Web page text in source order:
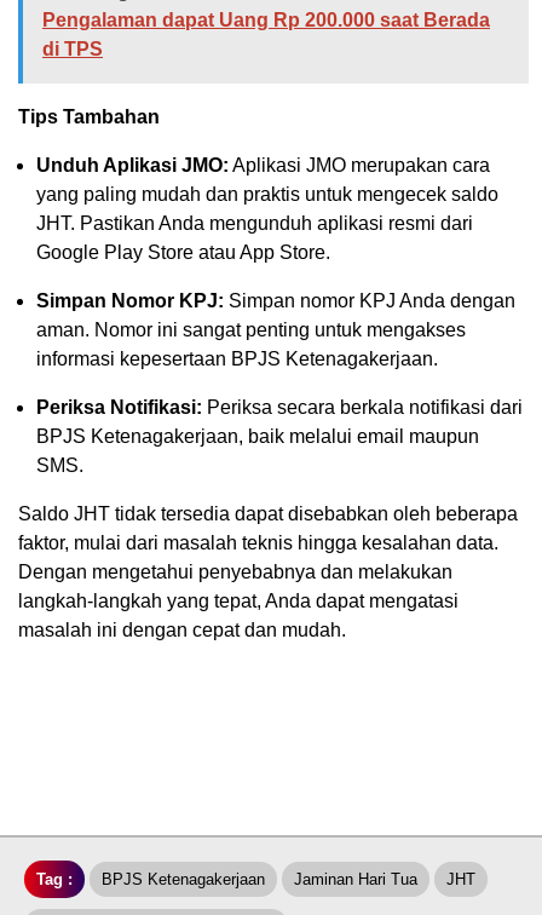
Pengalaman dapat Uang Rp 200.000 saat Berada
di TPS
Tips Tambahan
Unduh Aplikasi JMO: Aplikasi JMO merupakan cara
yang paling mudah dan praktis untuk mengecek saldo
JHT. Pastikan Anda mengunduh aplikasi resmi dari
Google Play Store atau App Store.
Simpan Nomor KPJ: Simpan nomor KPJ Anda dengan
aman. Nomor ini sangat penting untuk mengakses
informasi kepesertaan BPJS Ketenagakerjaan.
Periksa Notifikasi: Periksa secara berkala notifikasi dari
BPJS Ketenagakerjaan, baik melalui email maupun
SMS.
Saldo JHT tidak tersedia dapat disebabkan oleh beberapa
faktor, mulai dari masalah teknis hingga kesalahan data.
Dengan mengetahui penyebabnya dan melakukan
langkah-langkah yang tepat, Anda dapat mengatasi
masalah ini dengan cepat dan mudah.
Tag : BPJS Ketenagakerjaan Jaminan Hari Tua JHT